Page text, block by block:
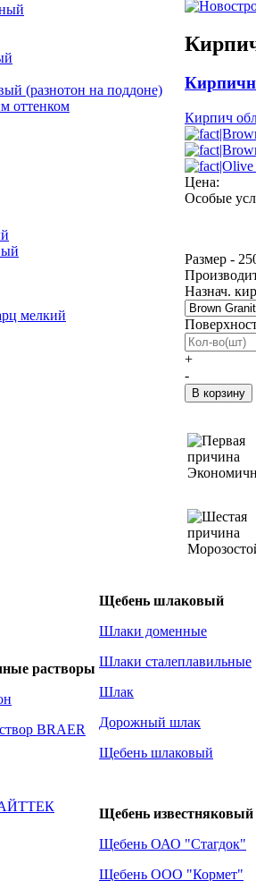
(разнотон на поддоне)
оттенком
мелкий
Кирпич
Цена:
Особые
Размер -
Назнач.
+
-
растворы
BRAER
Щебень шлаковый
Шлаки доменные
Шлаки сталеплавильные
Шлак
Дорожный шлак
Щебень шлаковый
Щебень известняковый
Щебень ОАО "Стагдок"
Щебень ООО "Кормет"